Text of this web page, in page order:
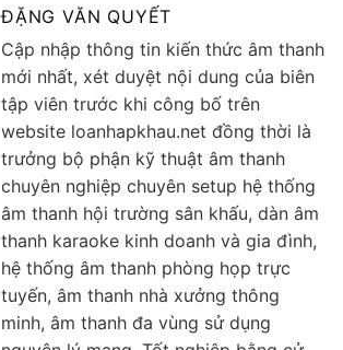
ĐẶNG VĂN QUYẾT
Cập nhập thông tin kiến thức âm thanh
mới nhất, xét duyệt nội dung của biên
tập viên trước khi công bố trên
website loanhapkhau.net đồng thời là
trưởng bộ phận kỹ thuật âm thanh
chuyên nghiệp chuyên setup hệ thống
âm thanh hội trường sân khấu, dàn âm
thanh karaoke kinh doanh và gia đình,
hệ thống âm thanh phòng họp trực
tuyến, âm thanh nhà xưởng thông
minh, âm thanh đa vùng sử dụng